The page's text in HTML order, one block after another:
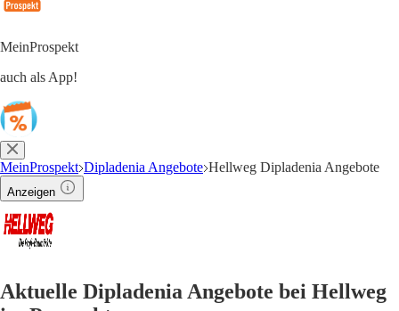
MeinProspekt
auch als App!
MeinProspekt Dipladenia Angebote Hellweg Dipladenia Angebote
Anzeigen
Aktuelle Dipladenia Angebote bei Hellweg